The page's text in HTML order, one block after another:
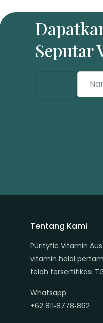
Seputar
Tentang Kami
Purityfic Vitamin
vitamin halal
telah tersertifikasi
Whatsapp
+62 811‑8778‑862